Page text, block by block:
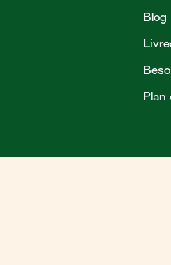
Blog
Plan